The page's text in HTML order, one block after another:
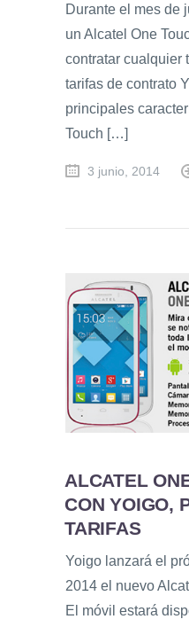
Durante el mes de
un Alcatel One
contratar cualquier
tarifas de contrato
principales
Touch […]
3 junio, 2014
ALCATEL
CON YOIGO,
TARIFAS
Yoigo lanzará el
2014 el nuevo
El móvil estará